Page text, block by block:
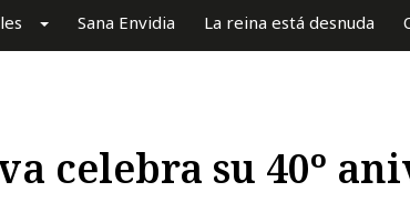
Sana Envidia La reina está desnuda
celebra su 40º